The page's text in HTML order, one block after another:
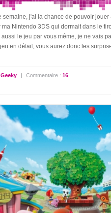
semaine, j'ai la chance de pouvoir
Nintendo 3DS qui dormait dans le
le jeu par vous même, je ne vais
en détail, vous aurez donc les
Geeky | Commentaire :16